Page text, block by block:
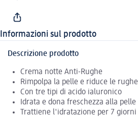
Informazioni sul prodotto
Descrizione prodotto
Crema notte Anti-Rughe
Rimpolpa la pelle e riduce le rughe
Con tre tipi di acido ialuronico
Idrata e dona freschezza alla pelle
Trattiene l'idratazione per 7 giorni